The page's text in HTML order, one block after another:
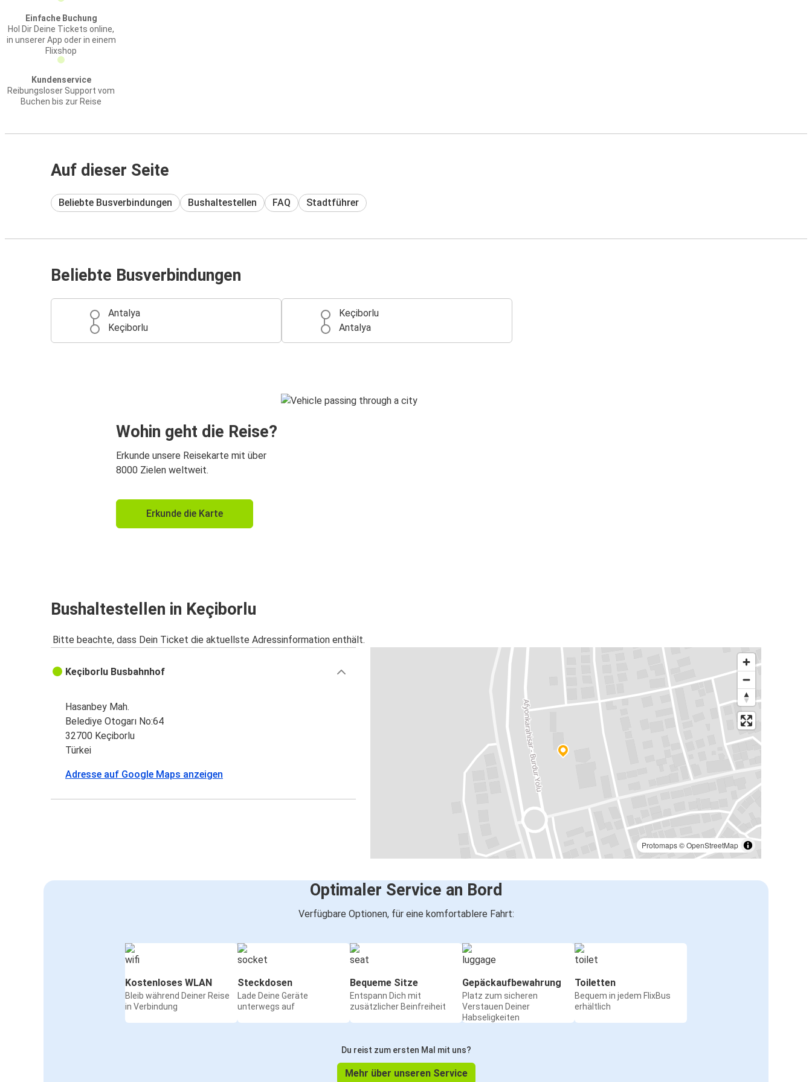
Einfache Buchung
Hol Dir Deine Tickets online,
in unserer App oder in einem
Flixshop
Kundenservice
Reibungsloser Support vom
Buchen bis zur Reise
Auf dieser Seite
Beliebte Busverbindungen Bushaltestellen FAQ Stadtführer
Beliebte Busverbindungen
Antalya
Keçiborlu
Keçiborlu
Antalya
Wohin geht die Reise?
Erkunde unsere Reisekarte mit über
8000 Zielen weltweit.
Erkunde die Karte
Bushaltestellen in Keçiborlu
Bitte beachte, dass Dein Ticket die aktuellste Adressinformation enthält.
Protomaps©OpenStreetMap
Keçiborlu Busbahnhof
Hasanbey Mah.
Belediye Otogarı No:64
32700 Keçiborlu
Türkei
Adresse auf Google Maps anzeigen
Optimaler Service an Bord
Verfügbare Optionen, für eine komfortablere Fahrt:
Kostenloses WLAN
Bleib während Deiner Reise
in Verbindung
Steckdosen
Lade Deine Geräte
unterwegs auf
Bequeme Sitze
Entspann Dich mit
zusätzlicher Beinfreiheit
Gepäckaufbewahrung
Platz zum sicheren
Verstauen Deiner
Habseligkeiten
Toiletten
Bequem in jedem FlixBus
erhältlich
Du reist zum ersten Mal mit uns?
Mehr über unseren Service